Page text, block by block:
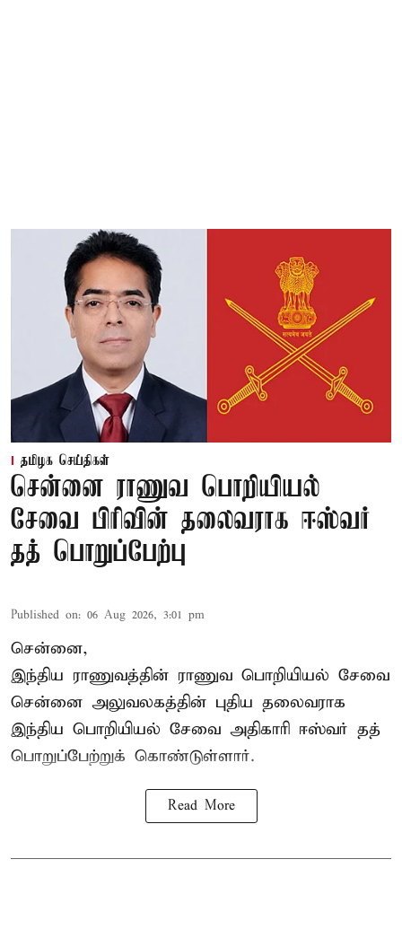
தமிழக செய்திகள்
சென்னை ராணுவ பொறியியல்
சேவை பிரிவின் தலைவராக ஈஸ்வர்
தத் பொறுப்பேற்பு
Published on: 06 Aug 2026, 3:01 pm
சென்னை,
இந்திய ராணுவத்தின் ராணுவ பொறியியல் சேவை
சென்னை அலுவலகத்தின் புதிய தலைவராக
இந்திய பொறியியல் சேவை அதிகாரி ஈஸ்வர் தத்
பொறுப்பேற்றுக் கொண்டுள்ளார்.
Read More